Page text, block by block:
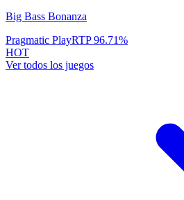
Big Bass Bonanza
Pragmatic PlayRTP96.71%
HOT
Ver todos los juegos